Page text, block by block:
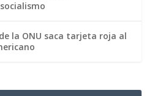
la ONU saca tarjeta roja al